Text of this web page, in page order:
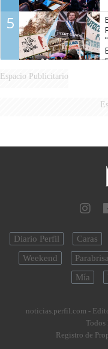
5
Espacio Publicitario
Diario Perfil Caras
Weekend
Mía
noticias.perfil.com -
Todos
Registro de